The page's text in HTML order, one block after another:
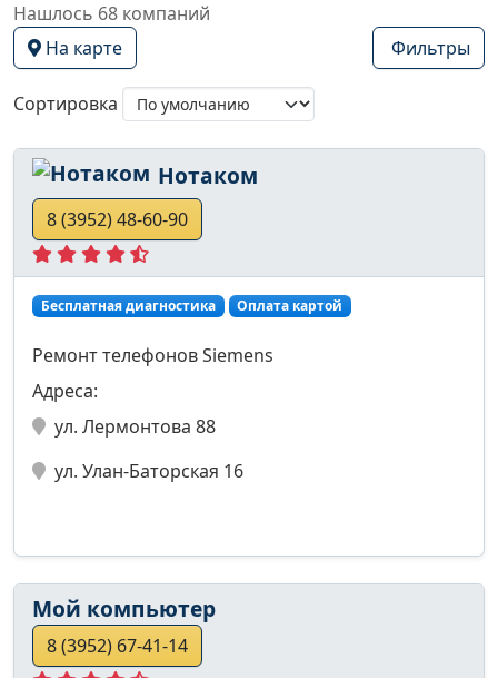
Нашлось 68 компаний
На карте
Фильтры
Сортировка
Нотаком
8 (3952) 48-60-90
Бесплатная диагностика Оплата картой
Ремонт телефонов Siemens
Адреса:
ул. Лермонтова 88
ул. Улан-Баторская 16
Мой компьютер
8 (3952) 67-41-14